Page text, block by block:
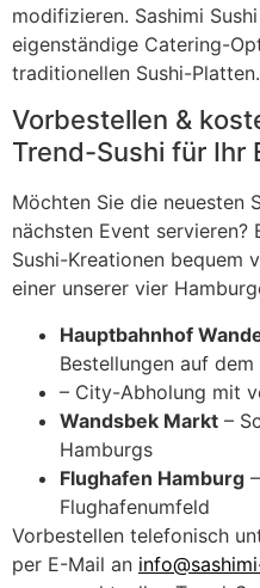
modifizieren. Sashimi
eigenständige Catering-
traditionellen Sushi-Platten.
Vorbestellen &
Trend-Sushi für Ihr
Möchten Sie die neuesten
nächsten Event servieren?
Sushi-Kreationen bequem
einer unserer vier
Hauptbahnhof
Bestellungen auf
– City-Abholung mit
Wandsbek Markt –
Hamburgs
Flughafen Hamburg
Flughafenumfeld
Vorbestellen telefonisch
per E-Mail an